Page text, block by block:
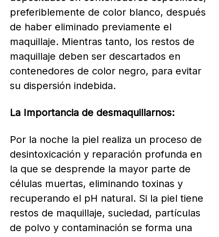
preferiblemente de color blanco, después
de haber eliminado previamente el
maquillaje. Mientras tanto, los restos de
maquillaje deben ser descartados en
contenedores de color negro, para evitar
su dispersión indebida.
La Importancia de desmaquillarnos:
Por la noche la piel realiza un proceso de
desintoxicación y reparación profunda en
la que se desprende la mayor parte de
células muertas, eliminando toxinas y
recuperando el pH natural. Si la piel tiene
restos de maquillaje, suciedad, partículas
de polvo y contaminación se forma una